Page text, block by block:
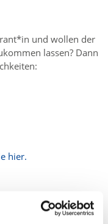
und wollen der
lassen? Dann
hier.